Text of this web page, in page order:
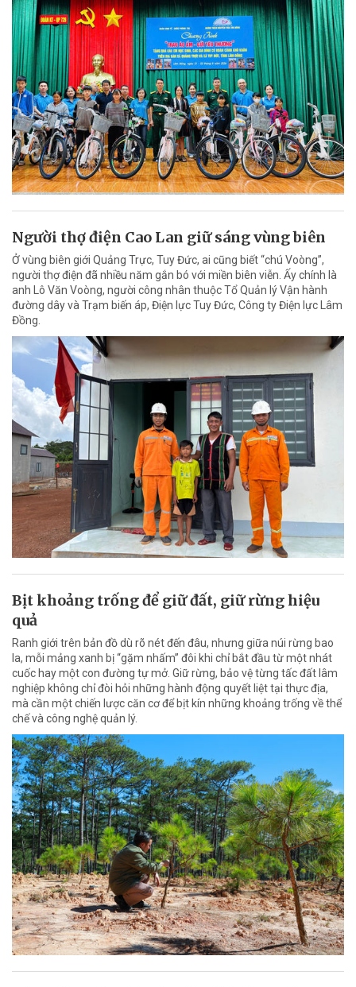
Người thợ điện Cao Lan giữ sáng vùng biên
Ở vùng biên giới Quảng Trực, Tuy Đức, ai cũng biết “chú Voòng”,
người thợ điện đã nhiều năm gắn bó với miền biên viễn. Ấy chính là
anh Lô Văn Voòng, người công nhân thuộc Tổ Quản lý Vận hành
đường dây và Trạm biến áp, Điện lực Tuy Đức, Công ty Điện lực Lâm
Đồng.
Bịt khoảng trống để giữ đất, giữ rừng hiệu
quả
Ranh giới trên bản đồ dù rõ nét đến đâu, nhưng giữa núi rừng bao
la, mỗi mảng xanh bị “gặm nhấm” đôi khi chỉ bắt đầu từ một nhát
cuốc hay một con đường tự mở. Giữ rừng, bảo vệ từng tấc đất lâm
nghiệp không chỉ đòi hỏi những hành động quyết liệt tại thực địa,
mà cần một chiến lược căn cơ để bịt kín những khoảng trống về thể
chế và công nghệ quản lý.